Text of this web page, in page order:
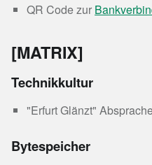
QR Code zur
[MATRIX]
Technikkultur
"Erfurt Glänzt"
Bytespeicher